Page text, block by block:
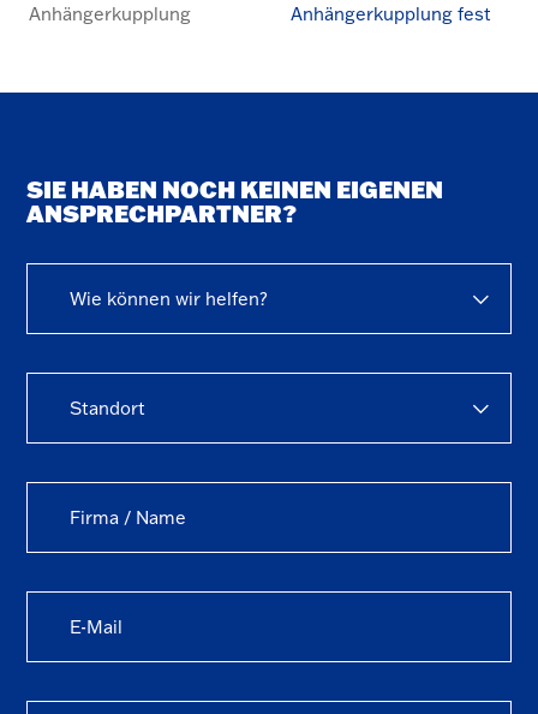
Anhängerkupplung
Anhängerkupplung fest
SIE HABEN NOCH KEINEN EIGENEN
ANSPRECHPARTNER?
Wie können wir helfen?
Standort